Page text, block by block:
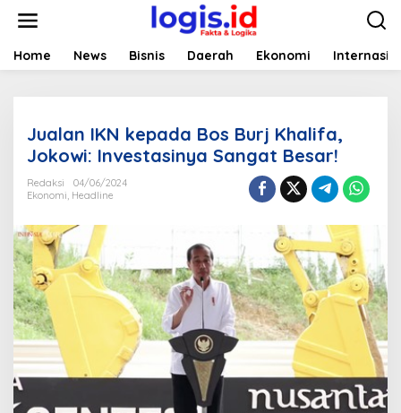
t
Home News Bisnis Daerah Ekonomi
Jualan IKN kepada Bos Burj Khalifa,
Jokowi: Investasinya Sangat Besar!
Redaksi
04/06/2024
Ekonomi, Headline